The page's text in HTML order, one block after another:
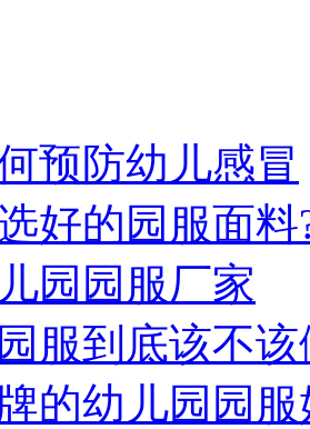
预防幼儿感冒
好的园服面料
园园服厂家
服到底该不
的幼儿园园